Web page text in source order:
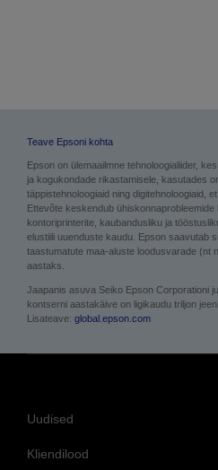
ja kogukondade rikastamisele, kasutades
Ettevõte keskendub ühiskonnaprobleemide
kontoriprinterite, kaubandusliku ja
elustiili uuenduste kaudu. Epson saavutab
taastumatute maa-aluste loodusvarade (nt
aastaks.
Jaapanis asuva Seiko Epson Corporationi
kontserni aastakäive on ligikaudu triljon jeeni.
Kliendilood
Blogi